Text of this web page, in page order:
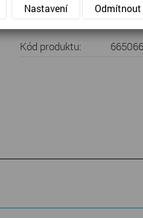
Kód produktu:
Nastavení Odmítnout